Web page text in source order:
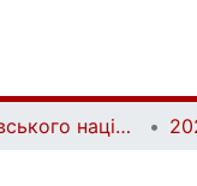
Вісник Київського національного університету імені Тараса Шевченка. Юридичні науки | Bulletin of Taras Shevchenko National University of Kyiv. Legal Studies